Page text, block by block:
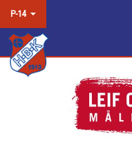
P-14
HEM